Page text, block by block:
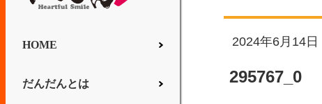
HOME
だんだんとは
2024年6月14日
295767_0